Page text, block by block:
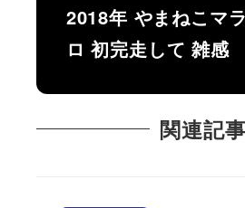
2018年 やまねこマ
ロ 初完走して 雑感
関連記事